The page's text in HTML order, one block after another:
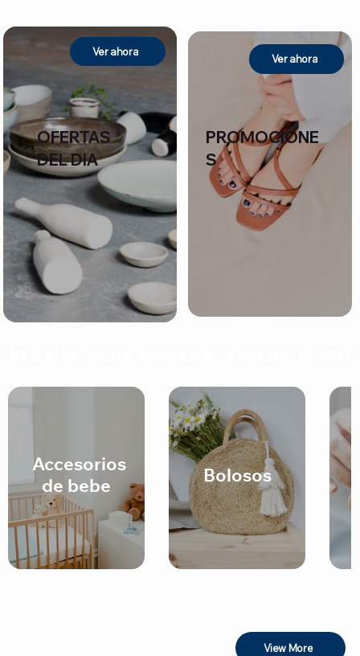
Ver ahora
OFERTAS
DEL DIA
Ver ahora
PROMOCIONE
S
Accesorios
de bebe
Bolosos
View More